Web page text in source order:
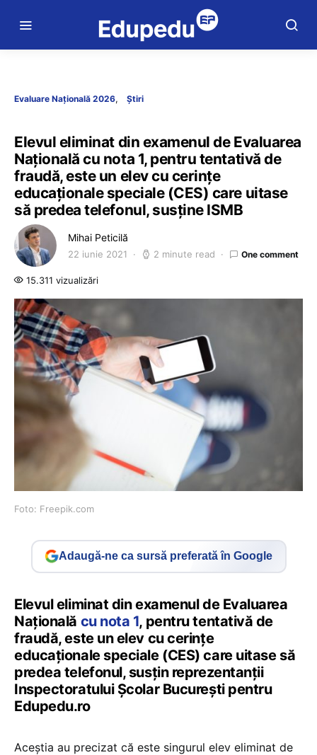
Evaluare Națională 2026 Știri
Elevul eliminat din examenul de Evaluarea
Națională cu nota 1, pentru tentativă de
fraudă, este un elev cu cerințe
educaționale speciale (CES) care uitase
să predea telefonul, susține ISMB
Mihai Peticilă
22 iunie 2021 2 minute read One comment
15.311 vizualizări
Foto: Freepik.com
Adaugă-ne ca sursă preferată în Google
Elevul eliminat din examenul de Evaluarea
Națională cu nota 1, pentru tentativă de
fraudă, este un elev cu cerințe
educaționale speciale (CES) care uitase să
predea telefonul, susțin reprezentanții
Inspectoratului Școlar București pentru
Edupedu.ro
Aceștia au precizat că este singurul elev eliminat de